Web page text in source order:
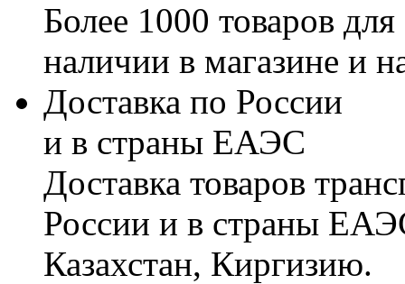
Более 1000 товаров
наличии в магазине и
Доставка по России
и в страны ЕАЭС
Доставка товаров
России и в страны
Казахстан, Киргизию.